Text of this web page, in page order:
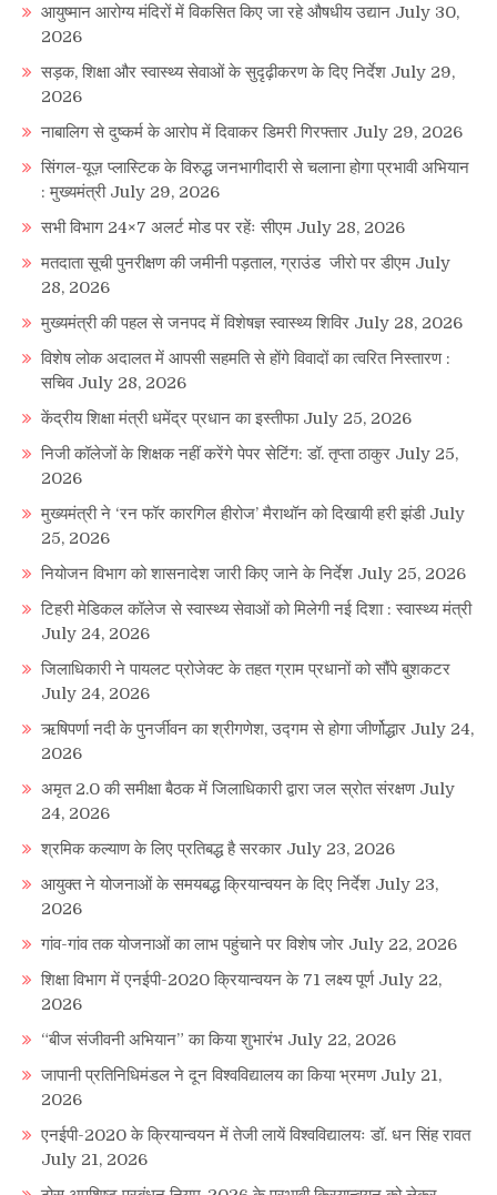
आयुष्मान आरोग्य मंदिरों में विकसित किए जा रहे औषधीय उद्यान July 30,
2026
सड़क, शिक्षा और स्वास्थ्य सेवाओं के सुदृढ़ीकरण के दिए निर्देश July 29,
2026
नाबालिग से दुष्कर्म के आरोप में दिवाकर डिमरी गिरफ्तार July 29, 2026
सिंगल-यूज़ प्लास्टिक के विरुद्ध जनभागीदारी से चलाना होगा प्रभावी अभियान
: मुख्यमंत्री July 29, 2026
सभी विभाग 24×7 अलर्ट मोड पर रहेंः सीएम July 28, 2026
मतदाता सूची पुनरीक्षण की जमीनी पड़ताल, ग्राउंड जीरो पर डीएम July
28, 2026
मुख्यमंत्री की पहल से जनपद में विशेषज्ञ स्वास्थ्य शिविर July 28, 2026
विशेष लोक अदालत में आपसी सहमति से होंगे विवादों का त्वरित निस्तारण :
सचिव July 28, 2026
केंद्रीय शिक्षा मंत्री धमेंद्र प्रधान का इस्तीफा July 25, 2026
निजी कॉलेजों के शिक्षक नहीं करेंगे पेपर सेटिंग: डॉ. तृप्ता ठाकुर July 25,
2026
मुख्यमंत्री ने ‘रन फॉर कारगिल हीरोज’ मैराथॉन को दिखायी हरी झंडी July
25, 2026
नियोजन विभाग को शासनादेश जारी किए जाने के निर्देश July 25, 2026
टिहरी मेडिकल कॉलेज से स्वास्थ्य सेवाओं को मिलेगी नई दिशा : स्वास्थ्य मंत्री
July 24, 2026
जिलाधिकारी ने पायलट प्रोजेक्ट के तहत ग्राम प्रधानों को सौंपे बुशकटर
July 24, 2026
ऋषिपर्णा नदी के पुनर्जीवन का श्रीगणेश, उद्गम से होगा जीर्णोद्धार July 24,
2026
अमृत 2.0 की समीक्षा बैठक में जिलाधिकारी द्वारा जल स्रोत संरक्षण July
24, 2026
श्रमिक कल्याण के लिए प्रतिबद्ध है सरकार July 23, 2026
आयुक्त ने योजनाओं के समयबद्ध क्रियान्वयन के दिए निर्देश July 23,
2026
गांव-गांव तक योजनाओं का लाभ पहुंचाने पर विशेष जोर July 22, 2026
शिक्षा विभाग में एनईपी-2020 क्रियान्वयन के 71 लक्ष्य पूर्ण July 22,
2026
“बीज संजीवनी अभियान” का किया शुभारंभ July 22, 2026
जापानी प्रतिनिधिमंडल ने दून विश्वविद्यालय का किया भ्रमण July 21,
2026
एनईपी-2020 के क्रियान्वयन में तेजी लायें विश्वविद्यालयः डॉ. धन सिंह रावत
July 21, 2026